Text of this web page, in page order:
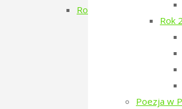
Rok
Poezja w
Rok 2018
Dzień Gruziński
Zielony Listopad
Poezja w Puszczy
Porządkowanie
Dzień Szwajcarski
Zielony Kwiecień